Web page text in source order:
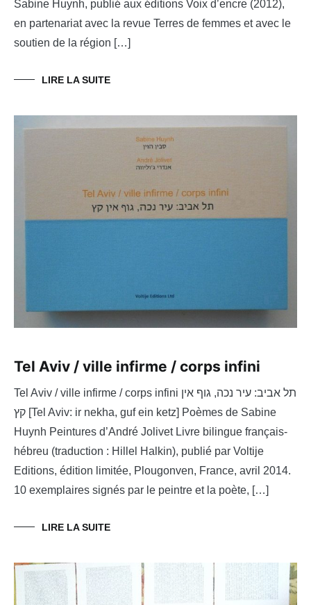
Sabine Huynh, publié aux éditions Voix d’encre (2012),
en partenariat avec la revue Terres de femmes et avec le
soutien de la région […]
LIRE LA SUITE
Tel Aviv / ville infirme / corps infini
Tel Aviv / ville infirme / corps infini תל אביב: עיר נכה, גוף אין
קץ [Tel Aviv: ir nekha, guf ein ketz] Poèmes de Sabine
Huynh Peintures d’André Jolivet Livre bilingue français-
hébreu (traduction : Hillel Halkin), publié par Voltije
Editions, édition limitée, Plougonven, France, avril 2014.
10 exemplaires signés par le peintre et la poète, […]
LIRE LA SUITE